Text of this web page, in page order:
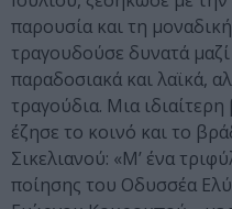
παρουσία και τη
τραγουδούσε δυνατά
παραδοσιακά και λαϊκά,
τραγούδια. Μια
έζησε το κοινό και το
Σικελιανού: «Μ’ ένα
ποίησης του Οδυσσέα